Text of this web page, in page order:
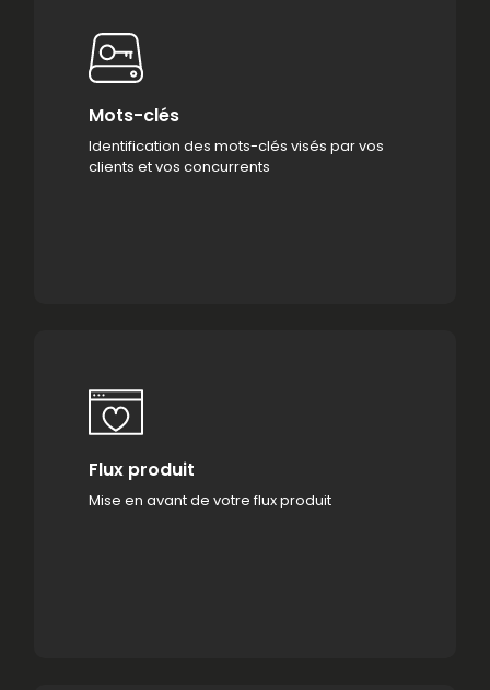
Mots-clés
Identification des mots-clés visés par vos
clients et vos concurrents
Flux produit
Mise en avant de votre flux produit